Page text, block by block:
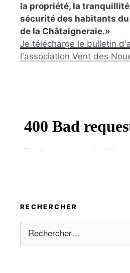
la propriété, la
sécurité des habitants
de la Châtaigneraie.»
Je télécharge le bulletin
l'association Vent des
RECHERCHER